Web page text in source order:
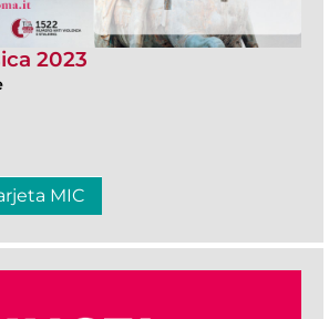
2023
MIC